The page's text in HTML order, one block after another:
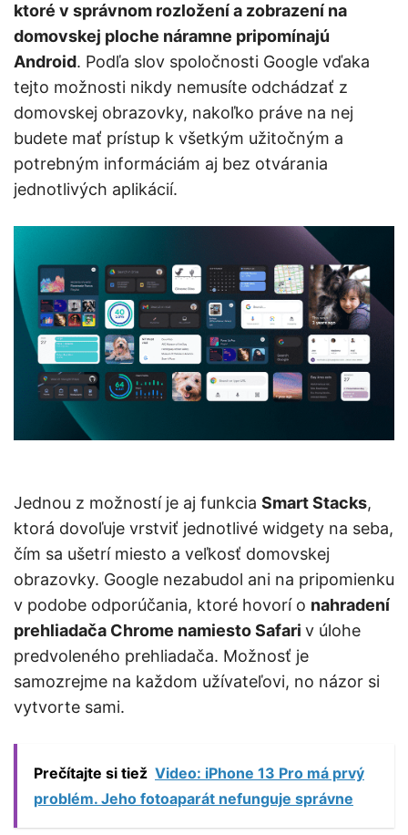
ktoré v správnom rozložení a zobrazení na
domovskej ploche náramne pripomínajú
Android. Podľa slov spoločnosti Google vďaka
tejto možnosti nikdy nemusíte odchádzať z
domovskej obrazovky, nakoľko práve na nej
budete mať prístup k všetkým užitočným a
potrebným informáciám aj bez otvárania
jednotlivých aplikácií.
Jednou z možností je aj funkcia Smart Stacks,
ktorá dovoľuje vrstviť jednotlivé widgety na seba,
čím sa ušetrí miesto a veľkosť domovskej
obrazovky. Google nezabudol ani na pripomienku
v podobe odporúčania, ktoré hovorí o nahradení
prehliadača Chrome namiesto Safari v úlohe
predvoleného prehliadača. Možnosť je
samozrejme na každom užívateľovi, no názor si
vytvorte sami.
Prečítajte si tiež Video: iPhone 13 Pro má prvý
problém. Jeho fotoaparát nefunguje správne